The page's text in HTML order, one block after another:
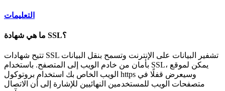
التعليمات
ما هي شهادة SSL؟
تتيح شهادات SSL تشفير البيانات على الإنترنت وتسمح بنقل البيانات
بأمان من خادم الويب إلى المتصفح. باستخدام SSL، يمكن لموقع
الويب الخاص بك استخدام بروتوكول https وسيعرض قفلًا في
متصفحات الويب للمستخدمين النهائيين للإشارة إلى أن الاتصال